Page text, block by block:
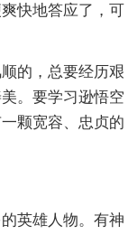
快地答应了，可
的，总要经历艰
。要学习逊悟空
颗宽容、忠贞的
英雄人物。有神